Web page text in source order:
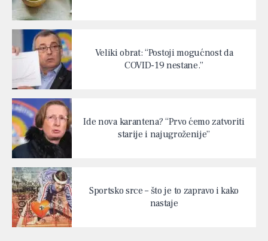
Veliki obrat: “Postoji mogućnost da
COVID-19 nestane.”
Ide nova karantena? “Prvo ćemo zatvoriti
starije i najugroženije”
Sportsko srce – što je to zapravo i kako
nastaje